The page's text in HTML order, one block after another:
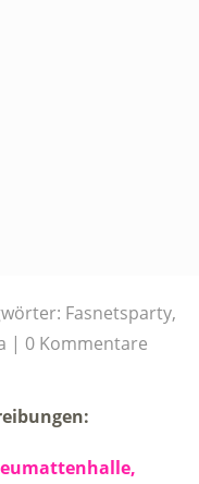
Fasnetsparty,
0 Kommentare